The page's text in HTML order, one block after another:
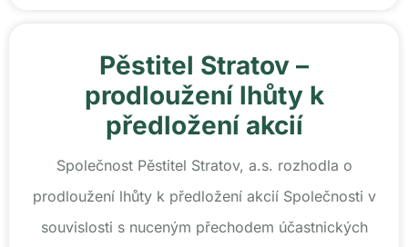
Pěstitel Stratov –
prodloužení lhůty k
předložení akcií
Společnost Pěstitel Stratov, a.s. rozhodla o
prodloužení lhůty k předložení akcií Společnosti v
souvislosti s nuceným přechodem účastnických